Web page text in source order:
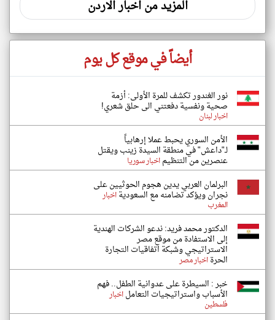
المزيد من اخبار الاردن
أيضاً في موقع كل يوم
نور الغندور تكشف للمرة الأولى: أزمة
صحية ونفسية دفعتني الى حلق شعري!
اخبار لبنان
الأمن السوري يحبط عملا إرهابياً
لـ"داعش" في منطقة السيدة زينب ويقتل
عنصرين من التنظيماخبار سوريا
البرلمان العربي يدين هجوم الحوثيين على
نجران ويؤكد تضامنه مع السعوديةاخبار
المغرب
الدكتور محمد فريد: ندعو الشركات الهندية
إلى الاستفادة من موقع مصر
الاستراتيجي وشبكة اتفاقيات التجارة
الحرةاخبار مصر
خبر : السيطرة على عدوانية الطفل.. فهم
الأسباب واستراتيجيات التعاملاخبار
فلسطين